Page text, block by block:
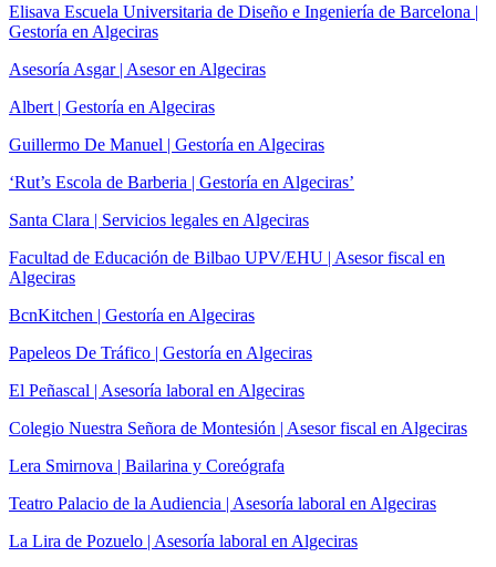
Elisava Escuela Universitaria de Diseño e Ingeniería de Barcelona |
Gestoría en Algeciras
Asesoría Asgar | Asesor en Algeciras
Albert | Gestoría en Algeciras
Guillermo De Manuel | Gestoría en Algeciras
‘Rut’s Escola de Barberia | Gestoría en Algeciras’
Santa Clara | Servicios legales en Algeciras
Facultad de Educación de Bilbao UPV/EHU | Asesor fiscal en
Algeciras
BcnKitchen | Gestoría en Algeciras
Papeleos De Tráfico | Gestoría en Algeciras
El Peñascal | Asesoría laboral en Algeciras
Colegio Nuestra Señora de Montesión | Asesor fiscal en Algeciras
Lera Smirnova | Bailarina y Coreógrafa
Teatro Palacio de la Audiencia | Asesoría laboral en Algeciras
La Lira de Pozuelo | Asesoría laboral en Algeciras